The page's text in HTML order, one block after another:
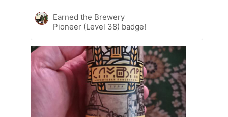
Earned the Brewery
Pioneer (Level 38) badge!